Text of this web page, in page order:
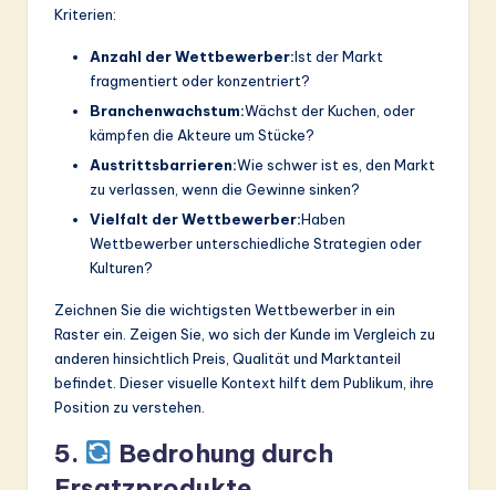
Kriterien:
Anzahl der Wettbewerber:Ist der Markt
fragmentiert oder konzentriert?
Branchenwachstum:Wächst der Kuchen, oder
kämpfen die Akteure um Stücke?
Austrittsbarrieren:Wie schwer ist es, den Markt
zu verlassen, wenn die Gewinne sinken?
Vielfalt der Wettbewerber:Haben
Wettbewerber unterschiedliche Strategien oder
Kulturen?
Zeichnen Sie die wichtigsten Wettbewerber in ein
Raster ein. Zeigen Sie, wo sich der Kunde im Vergleich zu
anderen hinsichtlich Preis, Qualität und Marktanteil
befindet. Dieser visuelle Kontext hilft dem Publikum, ihre
Position zu verstehen.
5.
Bedrohung durch